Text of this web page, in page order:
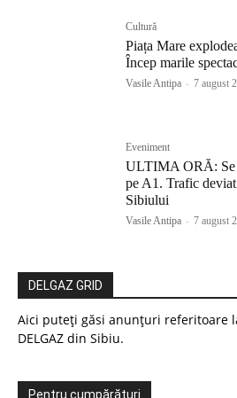
Cultură
Piața Mare
Încep marile
Vasile Antipa - 7 august
Eveniment
ULTIMA ORĂ: Se
pe A1. Trafic
Sibiului
Vasile Antipa - 7 august
DELGAZ GRID
Aici puteți găsi anunțuri referitoare
DELGAZ din Sibiu.
Pentru cumpărături